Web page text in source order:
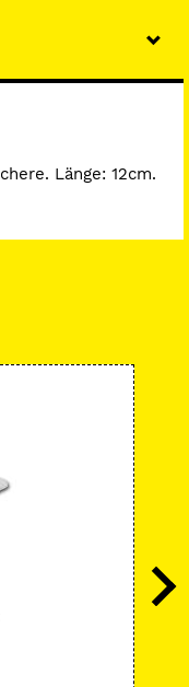
Länge: 12cm.